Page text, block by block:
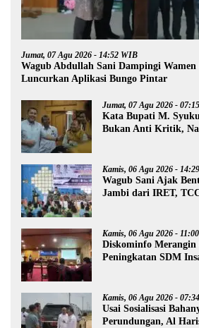
Jumat, 07 Agu 2026 - 14:52 WIB
Wagub Abdullah Sani Dampingi
Luncurkan Aplikasi Bungo Pintar
Jumat, 07 Agu 2026 -
Kata Bupati M.
Bukan Anti Kritik,
Kamis, 06 Agu 2026 -
Wagub Sani Ajak
Jambi dari IRET,
Kamis, 06 Agu 2026 -
Diskominfo
Peningkatan SDM
Kamis, 06 Agu 2026 -
Usai Sosialisasi
Perundungan, Al